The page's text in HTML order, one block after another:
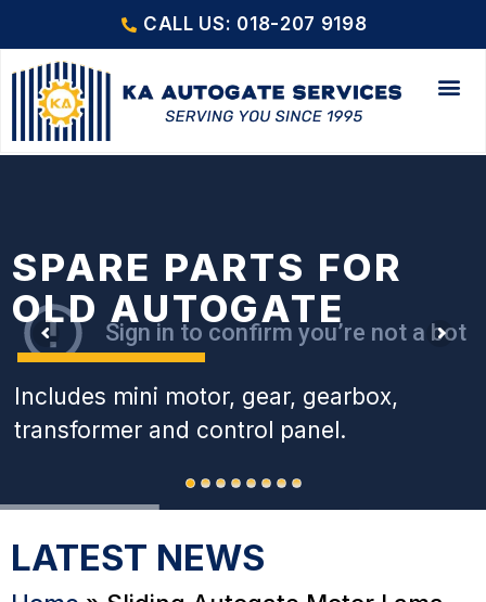
CALL US: 018-207 9198
SPARE PARTS FOR
OLD AUTOGATE
Includes mini motor, gear, gearbox,
transformer and control panel.
LATEST NEWS